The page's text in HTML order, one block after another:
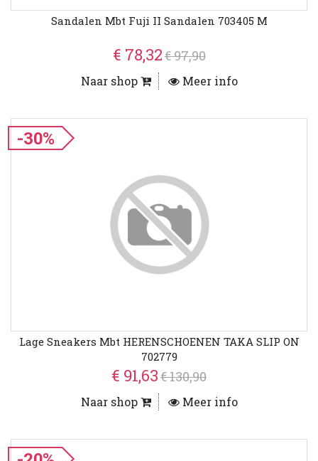
Sandalen Mbt Fuji II Sandalen 703405 M
€ 78,32€ 97,90
Naar shop Meer info
-30%
Lage Sneakers Mbt HERENSCHOENEN TAKA SLIP ON
702779
€ 91,63€ 130,90
Naar shop Meer info